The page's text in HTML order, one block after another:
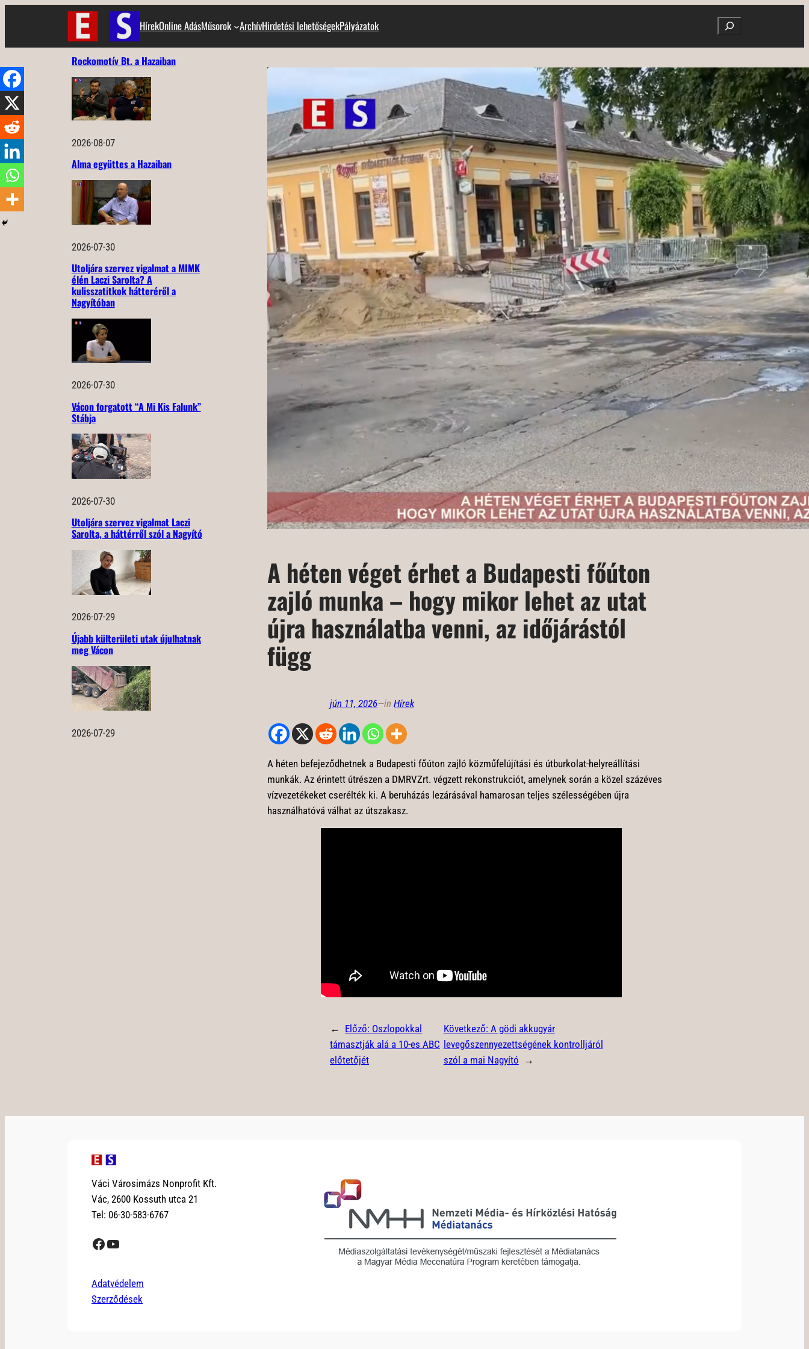
HírekOnline AdásMűsorok ArchívHirdetési lehetőségekPályázatok Search
Rockomotív Bt. a Hazaiban
2026-08-07
Alma együttes a Hazaiban
2026-07-30
Utoljára szervez vigalmat a MIMK
élén Laczi Sarolta? A
kulisszatitkok hátteréről a
Nagyítóban
2026-07-30
Vácon forgatott “A Mi Kis Falunk”
Stábja
2026-07-30
Utoljára szervez vigalmat Laczi
Sarolta, a háttérről szól a Nagyító
2026-07-29
Újabb külterületi utak újulhatnak
meg Vácon
2026-07-29
A héten véget érhet a Budapesti főúton
zajló munka – hogy mikor lehet az utat
újra használatba venni, az időjárástól
függ
jún 11, 2026—in Hírek
A héten befejeződhetnek a Budapesti főúton zajló közműfelújítási és útburkolat-helyreállítási
munkák. Az érintett útrészen a DMRVZrt. végzett rekonstrukciót, amelynek során a közel százéves
vízvezetékeket cserélték ki. A beruházás lezárásával hamarosan teljes szélességében újra
használhatóvá válhat az útszakasz.
← Előző: Oszlopokkal
támasztják alá a 10-es ABC
előtetőjét
Következő: A gödi akkugyár
levegőszennyezettségének kontrolljáról
szól a mai Nagyító →
Váci Városimázs Nonprofit Kft.
Vác, 2600 Kossuth utca 21
Tel: 06-30-583-6767
Facebook YouTube
Adatvédelem
Szerződések